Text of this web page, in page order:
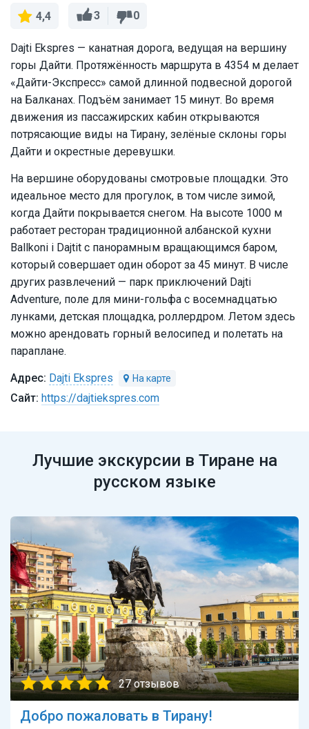
4,4 3 0
Dajti Ekspres — канатная дорога, ведущая на вершину
горы Дайти. Протяжённость маршрута в 4354 м делает
«Дайти-Экспресс» самой длинной подвесной дорогой
на Балканах. Подъём занимает 15 минут. Во время
движения из пассажирских кабин открываются
потрясающие виды на Тирану, зелёные склоны горы
Дайти и окрестные деревушки.
На вершине оборудованы смотровые площадки. Это
идеальное место для прогулок, в том числе зимой,
когда Дайти покрывается снегом. На высоте 1000 м
работает ресторан традиционной албанской кухни
Ballkoni i Dajtit с панорамным вращающимся баром,
который совершает один оборот за 45 минут. В числе
других развлечений — парк приключений Dajti
Adventure, поле для мини-гольфа с восемнадцатью
лунками, детская площадка, роллердром. Летом здесь
можно арендовать горный велосипед и полетать на
параплане.
Dajti Ekspres
https://dajtiekspres.com
Лучшие экскурсии в Тиране на
русском языке
27 отзывов
Добро пожаловать в Тирану!